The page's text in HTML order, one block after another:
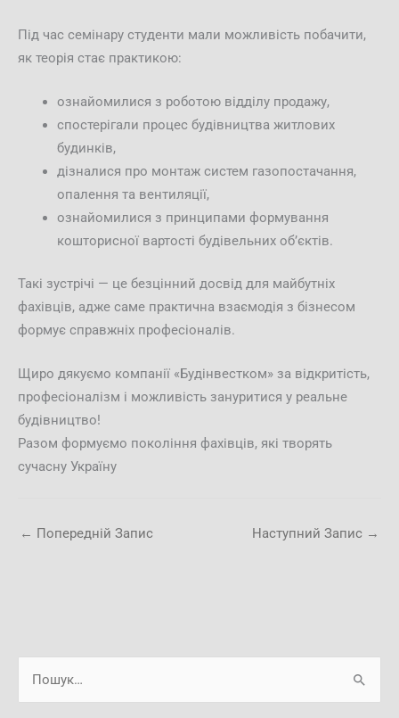
Під час семінару студенти мали можливість побачити,
як теорія стає практикою:
ознайомилися з роботою відділу продажу,
спостерігали процес будівництва житлових
будинків,
дізналися про монтаж систем газопостачання,
опалення та вентиляції,
ознайомилися з принципами формування
кошторисної вартості будівельних об’єктів.
Такі зустрічі — це безцінний досвід для майбутніх
фахівців, адже саме практична взаємодія з бізнесом
формує справжніх професіоналів.
Щиро дякуємо компанії «Будінвестком» за відкритість,
професіоналізм і можливість зануритися у реальне
будівництво!
Разом формуємо покоління фахівців, які творять
сучасну Україну
← Попередній Запис Наступний Запис →